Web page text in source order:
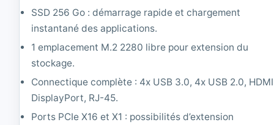
2
R
|
0
M
SSD 256 Go : démarrage rapide et chargement
instantané des applications.
1 emplacement M.2 2280 libre pour extension du
stockage.
Connectique complète : 4x USB 3.0, 4x USB 2.0,
DisplayPort, RJ-45.
Ports PCIe X16 et X1 : possibilités d’extension